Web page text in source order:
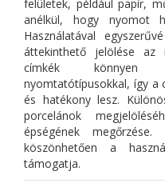
felületek, például papír,
anélkül, hogy nyomot
Használatával
áttekinthető jelölése az
címkék könnyen
nyomtatótípusokkal, így a
és hatékony lesz.
porcelánok
épségének megőrzése.
köszönhetően a
támogatja.